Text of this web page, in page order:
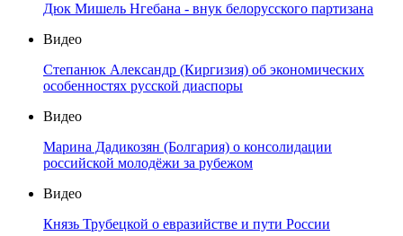
Дюк Мишель Нгебана - внук белорусского партизана
Видео
Степанюк Александр (Киргизия) об экономических
особенностях русской диаспоры
Видео
Марина Дадикозян (Болгария) о консолидации
российской молодёжи за рубежом
Видео
Князь Трубецкой о евразийстве и пути России